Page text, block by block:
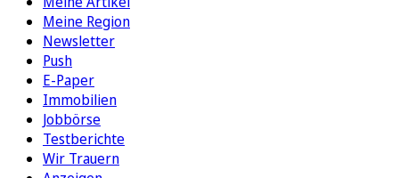
Meine Region
Newsletter
Push
E-Paper
Immobilien
Jobbörse
Testberichte
Wir Trauern